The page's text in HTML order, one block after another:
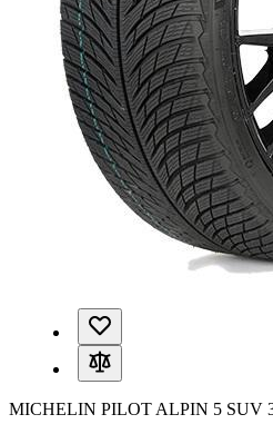
MICHELIN PILOT ALPIN 5 SUV